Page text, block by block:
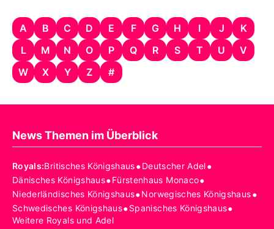
A B C D E F G H I J
K
L
M N O P Q R S T U
V
W
X Y Z #
News Themen im Überblick
Royals:Britisches Königshaus•Deutscher Adel•
Dänisches Königshaus•Fürstenhaus Monaco•
Niederländisches Königshaus•Norwegisches Königshaus•
Schwedisches Königshaus•Spanisches Königshaus•
Weitere Royals und Adel